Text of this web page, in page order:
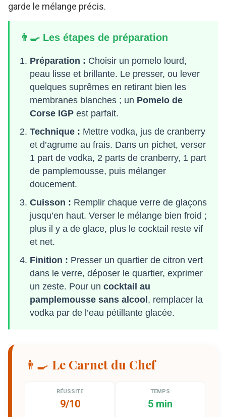
garde le mélange précis.
👨‍🍳 Les étapes de préparation
Préparation : Choisir un pomelo lourd,
peau lisse et brillante. Le presser, ou lever
quelques suprêmes en retirant bien les
membranes blanches ; un Pomelo de
Corse IGP est parfait.
Technique : Mettre vodka, jus de cranberry
et d’agrume au frais. Dans un pichet, verser
1 part de vodka, 2 parts de cranberry, 1 part
de pamplemousse, puis mélanger
doucement.
Cuisson : Remplir chaque verre de glaçons
jusqu’en haut. Verser le mélange bien froid ;
plus il y a de glace, plus le cocktail reste vif
et net.
Finition : Presser un quartier de citron vert
dans le verre, déposer le quartier, exprimer
un zeste. Pour un cocktail au
pamplemousse sans alcool, remplacer la
vodka par de l’eau pétillante glacée.
👨‍🍳 Le Carnet du Chef
RÉUSSITE
9/10
TEMPS
5 min